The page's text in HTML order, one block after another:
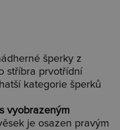
šperky z
stříbra prvotřídní
kategorie šperků
vyobrazeným
je osazen pravým